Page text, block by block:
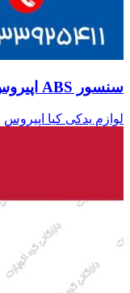
سنسور ABS اپیروس
لوازم یدکی کیا اپیروس